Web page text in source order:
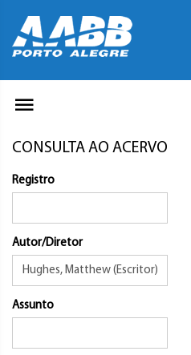
CONSULTA AO ACERVO
Registro
Autor/Diretor
Assunto